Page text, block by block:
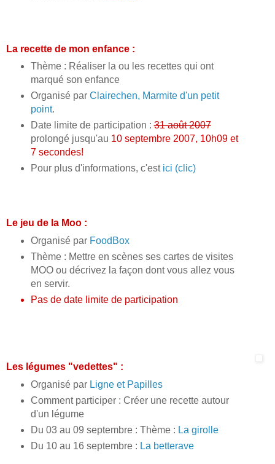
La recette de mon enfance :
Thème : Réaliser la ou les recettes qui ont
marqué son enfance
Organisé par Clairechen, Marmite d'un petit
point.
Date limite de participation :31 août 2007
prolongé jusqu'au 10 septembre 2007, 10h09 et
7 secondes!
Pour plus d'informations, c'est ici (clic)
Le jeu de la Moo :
Organisé par FoodBox
Thème : Mettre en scènes ses cartes de visites
MOO ou décrivez la façon dont vous allez vous
en servir.
Pas de date limite de participation
Les légumes "vedettes" :
Organisé par Ligne et Papilles
Comment participer : Créer une recette autour
d'un légume
Du 03 au 09 septembre : Thème : La girolle
Du 10 au 16 septembre : La betterave